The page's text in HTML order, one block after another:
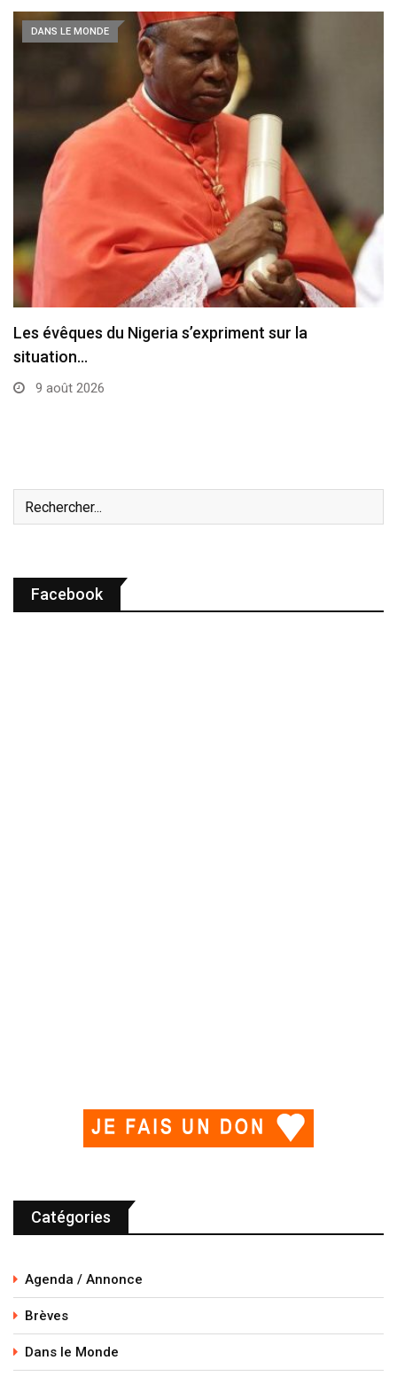
DANS LE MONDE
L’État de la Cité du Vatican a été…
8 août 2026
Facebook
Catégories
Agenda / Annonce
Brèves
Dans le Monde